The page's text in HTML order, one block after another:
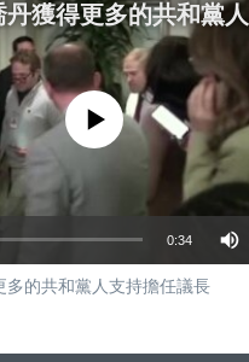
source currently
0:34
多的共和黨人支持擔任議長